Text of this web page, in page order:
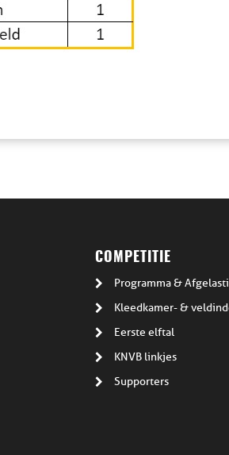
COMPETITIE
Programma &
Kleedkamer- &
Eerste elftal
KNVB linkjes
Supporters